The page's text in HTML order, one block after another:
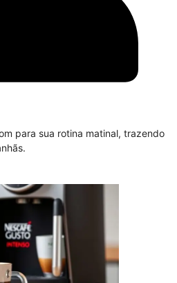
para sua rotina matinal, trazendo